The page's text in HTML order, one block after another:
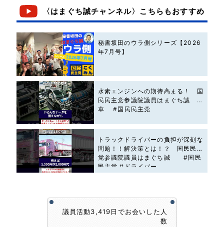
〈はまぐち誠チャンネル〉こちらもおすすめ
秘書坂田のウラ側シリーズ【2026
年7月号】
水素エンジンへの期待高まる！ 国
民民主党参議院議員はまぐち誠 #
車 #国民民主党
トラックドライバーの負担が深刻な
問題！！解決策とは！？ 国民民主
党参議院議員はまぐち誠 #国民
民主党 #ドライバー
議員活動3,419日でお会いした人
数